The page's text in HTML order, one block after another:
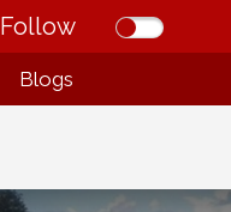
Follow
Blogs